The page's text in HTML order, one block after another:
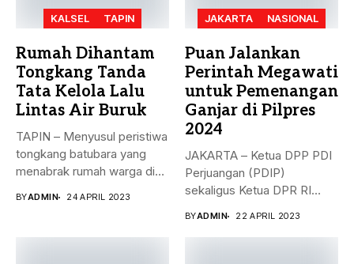
KALSEL TAPIN
Rumah Dihantam
Tongkang Tanda
Tata Kelola Lalu
Lintas Air Buruk
TAPIN – Menyusul peristiwa
tongkang batubara yang
menabrak rumah warga di
BYADMIN 24 APRIL 2023
JAKARTA NASIONAL
Puan Jalankan
Perintah Megawati
untuk Pemenangan
Ganjar di Pilpres
2024
JAKARTA – Ketua DPP PDI
Perjuangan (PDIP)
sekaligus Ketua DPR RI
BYADMIN 22 APRIL 2023